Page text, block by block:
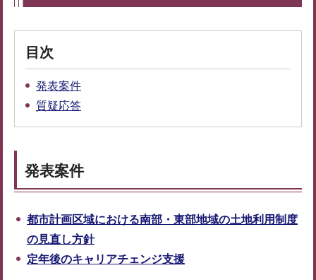
目次
発表案件
質疑応答
発表案件
都市計画区域における南部・東部地域の土地利用制度
の見直し方針
定年後のキャリアチェンジ支援